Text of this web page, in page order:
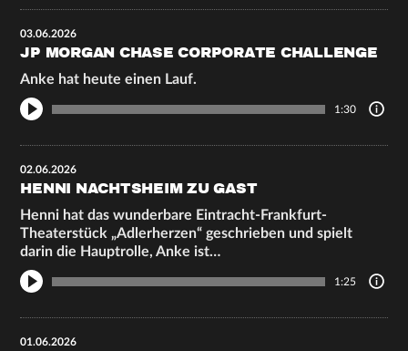
03.06.2026
JP MORGAN CHASE CORPORATE CHALLENGE
Anke hat heute einen Lauf.
1:30
02.06.2026
HENNI NACHTSHEIM ZU GAST
Henni hat das wunderbare Eintracht-Frankfurt-
Theaterstück „Adlerherzen“ geschrieben und spielt
darin die Hauptrolle, Anke ist…
1:25
01.06.2026